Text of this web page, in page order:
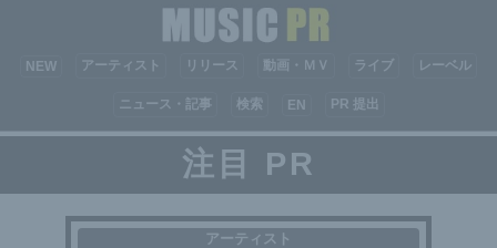
NEW アーティスト リリース 動画・ＭＶ ライブ レーベル
ニュース・記事 検索 EN PR 提出
注目 PR
アーティスト